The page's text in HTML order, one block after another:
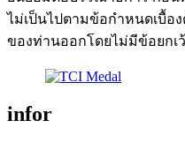
ไม่เป็นไปตามข้อกำหนดเบื้อ
ของท่านออกโดยไม่มีข้อยกเ
infor